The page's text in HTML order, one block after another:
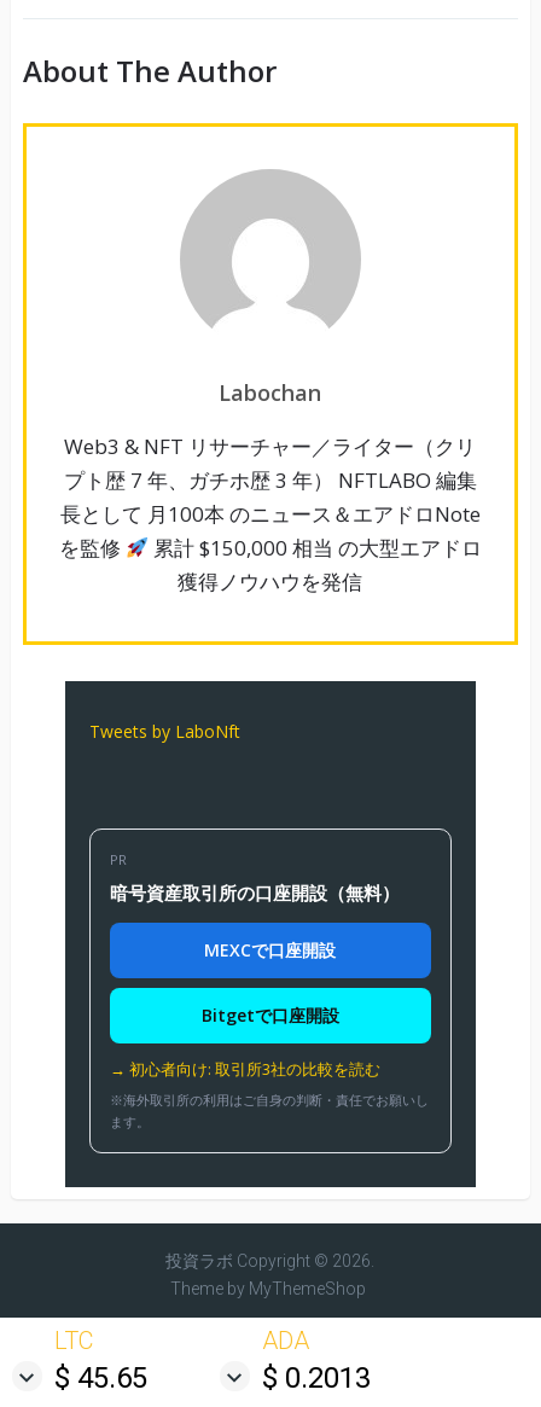
About The Author
Labochan
Web3 & NFT リサーチャー／ライター（クリ
プト歴 7 年、ガチホ歴 3 年） NFTLABO 編集
長として 月100本 のニュース＆エアドロNote
を監修
累計 $150,000 相当 の大型エアドロ
獲得ノウハウを発信
Tweets by LaboNft
PR
暗号資産取引所の口座開設（無料）
MEXCで口座開設
Bitgetで口座開設
→ 初心者向け: 取引所3社の比較を読む
※海外取引所の利用はご自身の判断・責任でお願いし
ます。
投資ラボ Copyright © 2026.
Theme by MyThemeShop
LTC
$ 45.65
ADA
$ 0.2013